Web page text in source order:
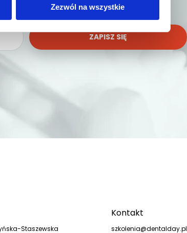
Zezwól na wszystkie
ZAPISZ SIĘ
Staszewska
Kontakt
szkolenia@dentalday.pl